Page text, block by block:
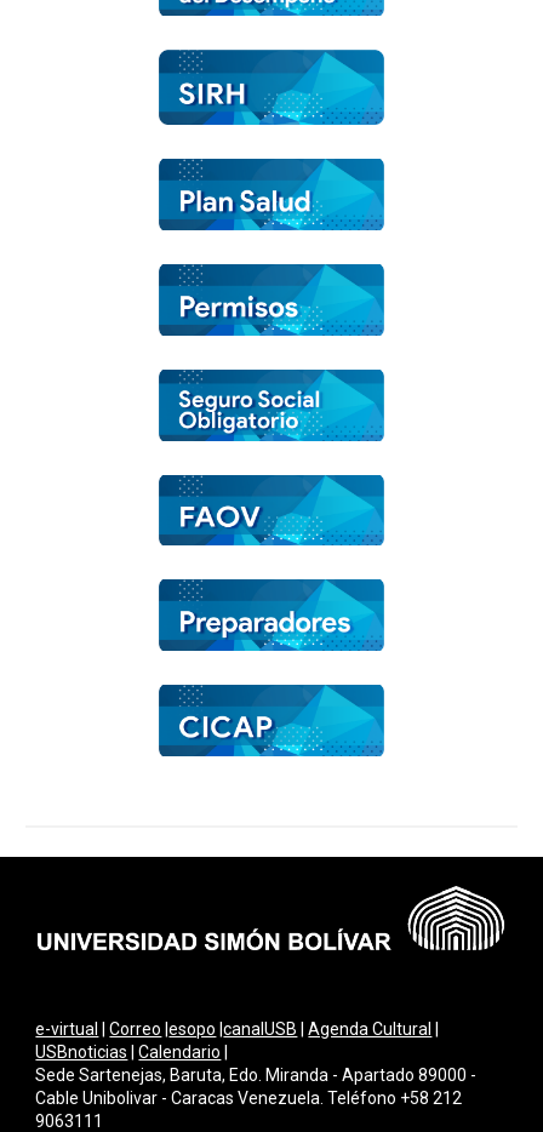
e-virtual |Correo |esopo |canalUSB |Agenda Cultural
USBnoticias |Calendario
Sede Sartenejas, Baruta, Edo. Miranda - Apartado 89000 -
Cable Unibolivar - Caracas Venezuela. Teléfono +58 212
9063111